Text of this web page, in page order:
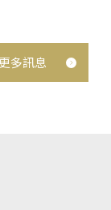
多訊息